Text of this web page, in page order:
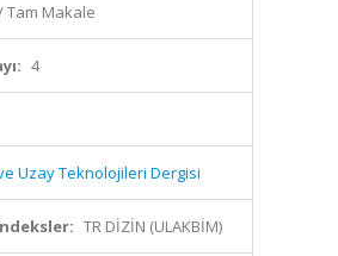
Tam Makale
4
Uzay Teknolojileri Dergisi
TR DİZİN (ULAKBİM)